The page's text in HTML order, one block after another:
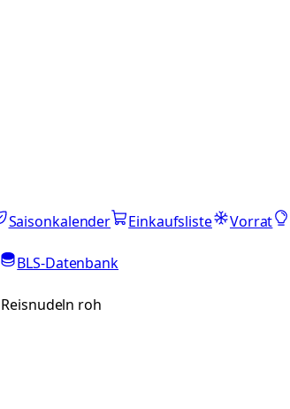
Saisonkalender Einkaufsliste Vorrat
BLS-Datenbank
Reisnudeln roh